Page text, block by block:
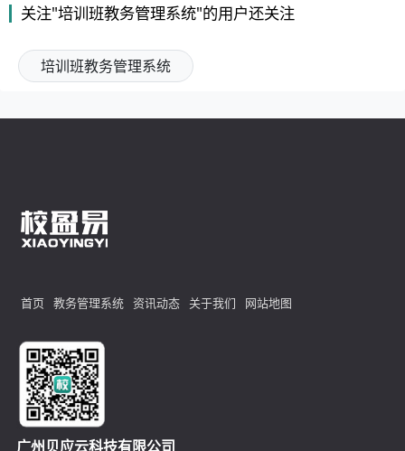
关注"培训班教务管理系统"的用户还关注
培训班教务管理系统
首页 教务管理系统 资讯动态 关于我们 网站地图
广州贝应云科技有限公司